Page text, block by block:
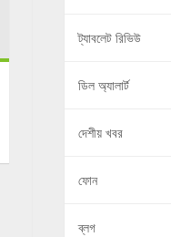
ট্যাবলেট রিভিউ
ডিল অ্যালার্ট
দেশীয় খবর
ফোন
ব্লগ